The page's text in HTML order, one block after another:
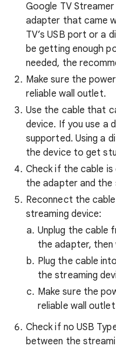
Google TV
adapter that came
TV’s USB port or a
be getting enough
needed, the
Make sure the
reliable wall outlet.
Use the cable that
device. If you use a
supported. Using a
the device to get
Check if the cable
the adapter and the
Reconnect the
streaming device:
Unplug the cable
the adapter, then
Plug the cable
the streaming
Make sure the
reliable wall
Check if no USB
between the